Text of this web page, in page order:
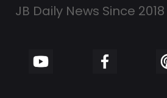
JB Daily News Since 2018